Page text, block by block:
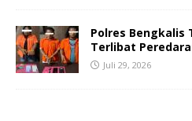
Polres Bengkalis
Terlibat
Juli 29, 2026